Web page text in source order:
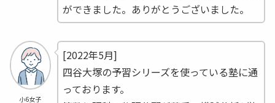
ができました。ありがとうございました。
小6女子
[2022年5月]
四谷大塚の予習シリーズを使っている塾に通
っております。